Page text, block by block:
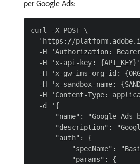
per Google Ads:
curl -X POST \
'https://
-H 'Authorization:
-H 'x-api-key:
-H 'x-gw-ims-org-id:
-H 'x-sandbox-name:
-H 'Content-Type:
  -d '{
"name": "Google Ads
"description":
      "auth": {
"specName":
          "params": {